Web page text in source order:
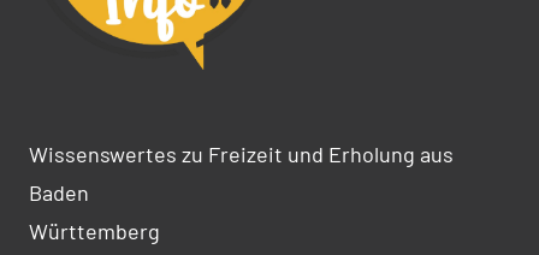
Wissenswertes zu Freizeit und Erholung aus
Baden
Württemberg